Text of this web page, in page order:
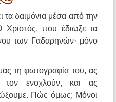
τα δαιμόνια μέσα από την
που έδιωξε τα
των Γαδαρηνών· μόνο
τη φωτογραφία του, ας
τον ενοχλούν, και ας
Πώς όμως; Μόνοι